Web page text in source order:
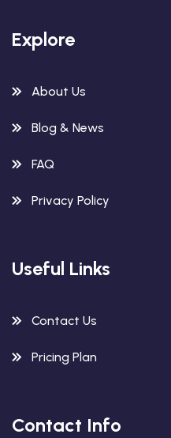
Explore
About Us
Blog & News
FAQ
Privacy Policy
Useful Links
Contact Us
Pricing Plan
Contact Info